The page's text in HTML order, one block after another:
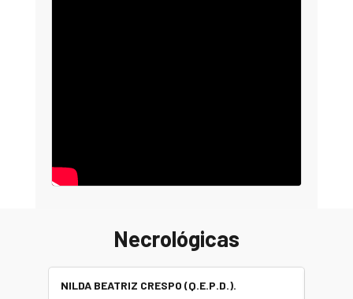
Necrológicas
NILDA BEATRIZ CRESPO (Q.E.P.D.).